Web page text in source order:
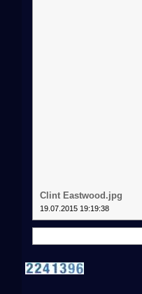
Clint Eastwood.jpg
19.07.2015 19:19:38